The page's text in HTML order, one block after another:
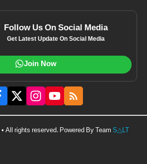
Follow Us On Social Media
Get Latest Update On Social Media
Join Now
All rights reserved. Powered By Team S△LT